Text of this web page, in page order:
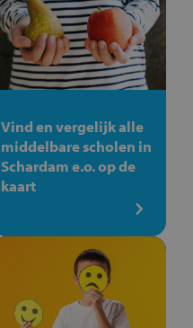
Vind en vergelijk alle
middelbare scholen in
Schardam e.o. op de
kaart